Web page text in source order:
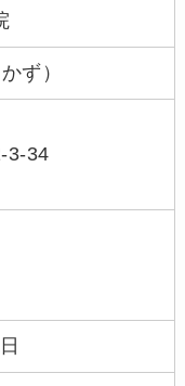
ず）
3-34